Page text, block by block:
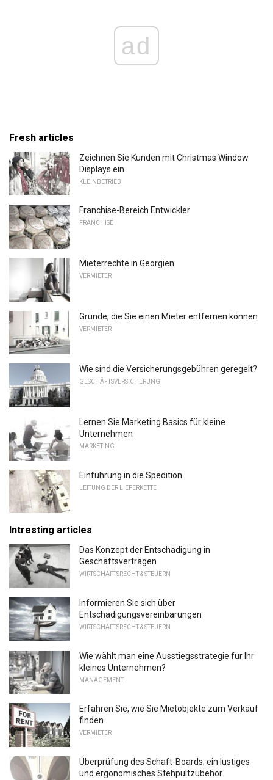
ad
Fresh articles
Zeichnen Sie Kunden mit Christmas Window
Displays ein
KLEINBETRIEB
Franchise-Bereich Entwickler
FRANCHISE
Mieterrechte in Georgien
VERMIETER
Gründe, die Sie einen Mieter entfernen können
VERMIETER
Wie sind die Versicherungsgebühren geregelt?
GESCHÄFTSVERSICHERUNG
Lernen Sie Marketing Basics für kleine
Unternehmen
MARKETING
Einführung in die Spedition
LEITUNG DER LIEFERKETTE
Intresting articles
Das Konzept der Entschädigung in
Geschäftsverträgen
WIRTSCHAFTSRECHT & STEUERN
Informieren Sie sich über
Entschädigungsvereinbarungen
WIRTSCHAFTSRECHT & STEUERN
Wie wählt man eine Ausstiegsstrategie für Ihr
kleines Unternehmen?
MANAGEMENT
Erfahren Sie, wie Sie Mietobjekte zum Verkauf
finden
VERMIETER
Überprüfung des Schaft-Boards; ein lustiges
und ergonomisches Stehpultzubehör